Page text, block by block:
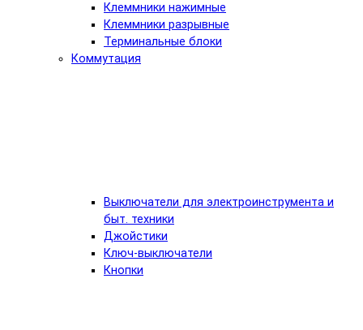
Клеммники нажимные
Клеммники разрывные
Терминальные блоки
Коммутация
Выключатели для электроинструмента и
быт. техники
Джойстики
Ключ-выключатели
Кнопки